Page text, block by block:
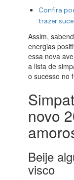
Confira
trazer
Assim,
energias
essa nova
a lista de
o sucesso no
novo
Beije
visco